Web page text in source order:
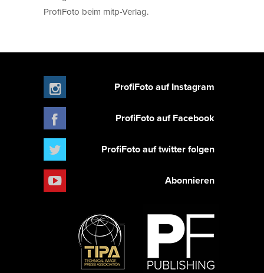
ProfiFoto beim mitp-Verlag.
ProfiFoto auf Instagram
ProfiFoto auf Facebook
ProfiFoto auf twitter folgen
Abonnieren